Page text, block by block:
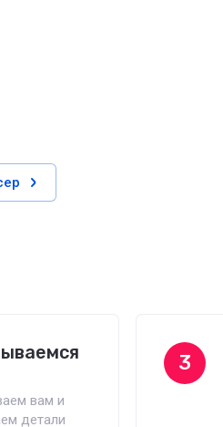
вам и
детали
3